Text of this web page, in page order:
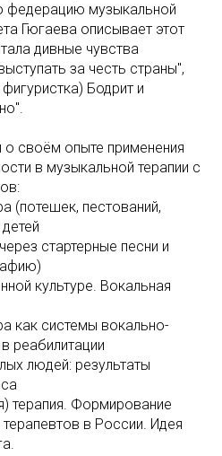
федерацию музыкальной
Гюгаева описывает этот
дивные чувства
за честь страны",
Бодрит и
своём опыте применения
в музыкальной терапии с
(потешек, пестований,
стартерные песни и
культуре. Вокальная
как системы вокально-
реабилитации
людей: результаты
терапия. Формирование
в России. Идея